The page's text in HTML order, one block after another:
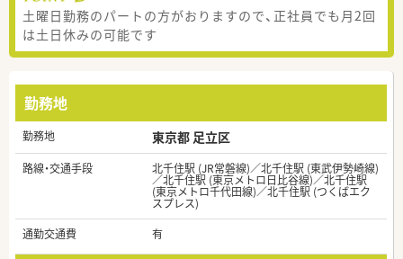
土曜日勤務のパートの方がおりますので、正社員でも月2回
は土日休みの可能です
勤務地
勤務地 東京都 足立区
路線・交通手段 北千住駅 (JR常磐線)／北千住駅 (東武伊勢崎線)
／北千住駅 (東京メトロ日比谷線)／北千住駅
(東京メトロ千代田線)／北千住駅 (つくばエク
スプレス)
通勤交通費
有